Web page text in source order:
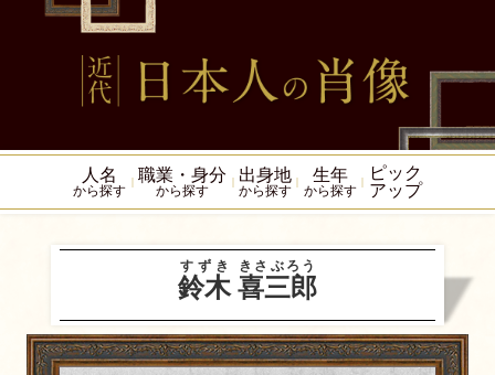
人名
から探す
職業・身分
から探す
出身地
から探す
生年
から探す
ピック
アップ
鈴木
すずき
喜三郎
きさぶろう